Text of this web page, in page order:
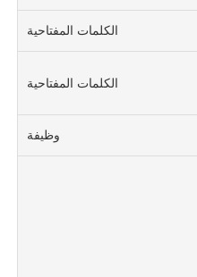
الكلمات المفتاحية
الكلمات المفتاحية
وظيفة